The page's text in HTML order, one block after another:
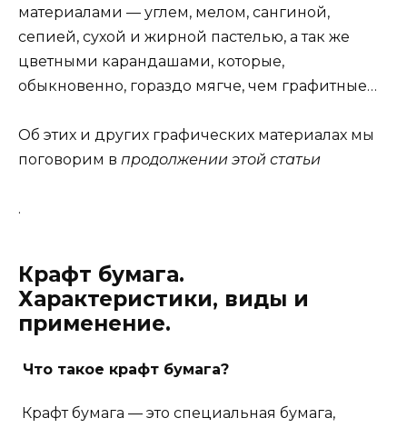
материалами — углем, мелом, сангиной,
сепией, сухой и жирной пастелью, а так же
цветными карандашами, которые,
обыкновенно, гораздо мягче, чем графитные…
Об этих и других графических материалах мы
поговорим в продолжении этой статьи
.
Крафт бумага.
Характеристики, виды и
применение.
Что такое крафт бумага?
Крафт бумага — это специальная бумага,